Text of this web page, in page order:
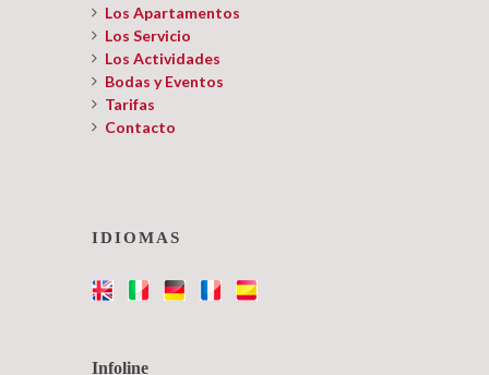
Los Apartamentos
Los Servicio
Los Actividades
Bodas y Eventos
Tarifas
Contacto
IDIOMAS
Infoline